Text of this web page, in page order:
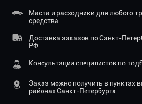
Масла и расходники для любого
средства
Доставка заказов по Санкт-
РФ
Консультации специлистов по
Заказ можно получить в пунктах
районах Санкт-Петербурга